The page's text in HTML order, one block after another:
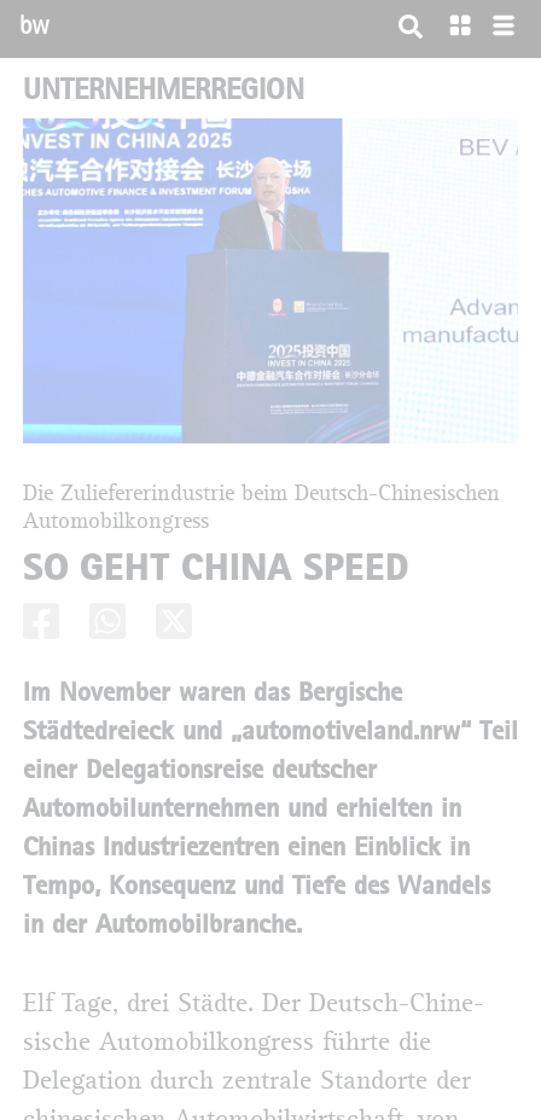
bw
UNTERNEHMERREGION
Die Zuliefererindustrie beim Deutsch-Chinesischen
Automobilkongress
SO GEHT CHINA SPEED
Im November waren das Bergische
Städtedreieck und „automotiveland.nrw“ Teil
einer Delegationsreise deutscher
Automobilunternehmen und erhielten in
Chinas Industriezentren einen Einblick in
Tempo, Konsequenz und Tiefe des Wandels
in der Automobilbranche.
Elf Tage, drei Städte. Der Deutsch-Chine­
sische Automobilkongress führte die
Delegation durch zentrale Standorte der